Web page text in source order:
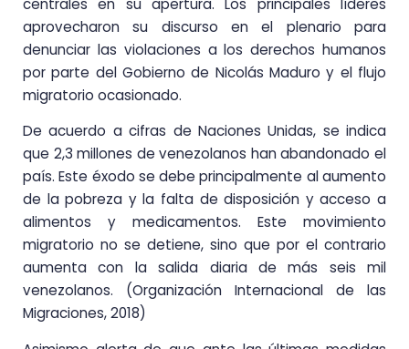
centrales en su apertura. Los principales líderes
aprovecharon su discurso en el plenario para
denunciar las violaciones a los derechos humanos
por parte del Gobierno de Nicolás Maduro y el flujo
migratorio ocasionado.
De acuerdo a cifras de Naciones Unidas, se indica
que 2,3 millones de venezolanos han abandonado el
país. Este éxodo se debe principalmente al aumento
de la pobreza y la falta de disposición y acceso a
alimentos y medicamentos. Este movimiento
migratorio no se detiene, sino que por el contrario
aumenta con la salida diaria de más seis mil
venezolanos. (Organización Internacional de las
Migraciones, 2018)